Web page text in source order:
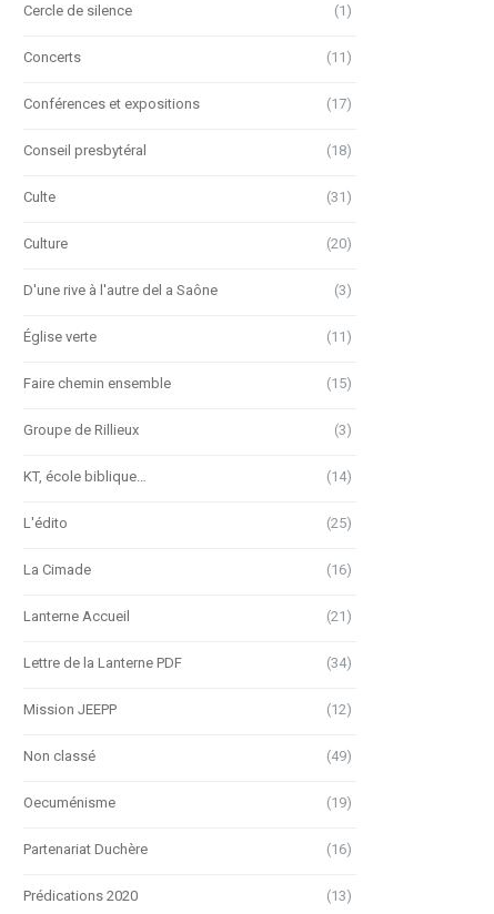
Cercle de silence (1)
Concerts (11)
Conférences et expositions (17)
Conseil presbytéral (18)
Culte (31)
Culture (20)
D'une rive à l'autre del a Saône (3)
Église verte (11)
Faire chemin ensemble (15)
Groupe de Rillieux (3)
KT, école biblique… (14)
L'édito (25)
La Cimade (16)
Lanterne Accueil (21)
Lettre de la Lanterne PDF (34)
Mission JEEPP (12)
Non classé (49)
Oecuménisme (19)
Partenariat Duchère (16)
Prédications 2020 (13)